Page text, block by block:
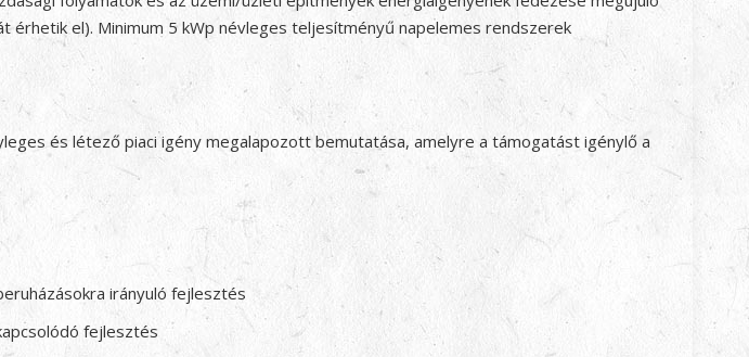
el). Minimum 5 kWp névleges teljesítményű napelemes rendszerek
és létező piaci igény megalapozott bemutatása, amelyre a támogatást igénylő a
irányuló fejlesztés
fejlesztés